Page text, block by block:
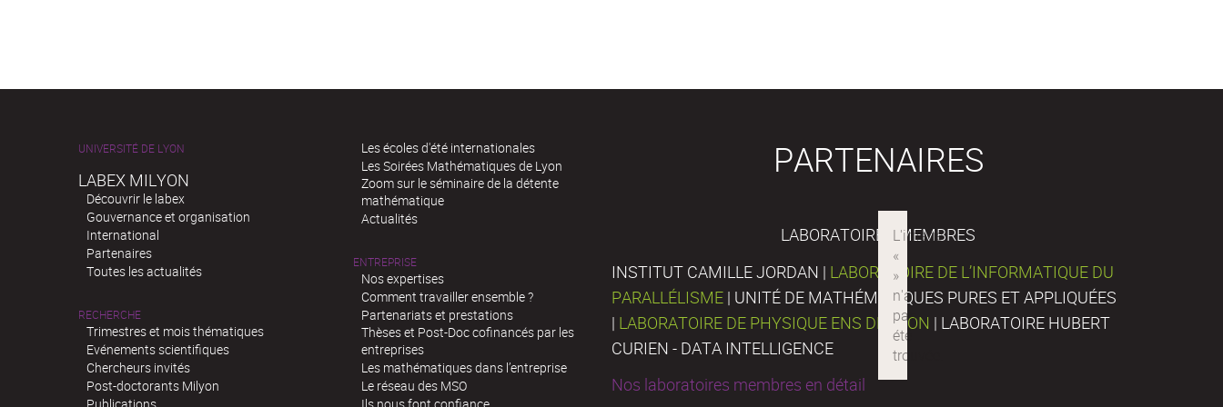
UNIVERSITÉ DE LYON
LABEX MILYON
Découvrir le labex
Gouvernance et organisation
International
Partenaires
Toutes les actualités
RECHERCHE
Trimestres et mois thématiques
Evénements scientifiques
Chercheurs invités
Post-doctorants Milyon
Les écoles d'été internationales
Les Soirées Mathématiques de Lyon
Zoom sur le séminaire de la détente
mathématique
Actualités
ENTREPRISE
Nos expertises
Comment travailler ensemble ?
Partenariats et prestations
Thèses et Post-Doc cofinancés par les
entreprises
Les mathématiques dans l’entreprise
Le réseau des MSO
PARTENAIRES
LABORATOIRES MEMBRES
INSTITUT CAMILLE JORDAN | LABORATOIRE DE L’INFORMATIQUE DU
PARALLÉLISME | UNITÉ DE MATHÉMATIQUES PURES ET APPLIQUÉES
| LABORATOIRE DE PHYSIQUE ENS DE LYON | LABORATOIRE HUBERT
CURIEN - DATA INTELLIGENCE
Nos laboratoires membres en détail